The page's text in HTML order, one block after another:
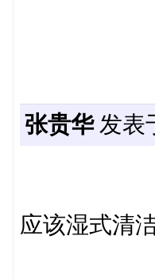
张贵华发表
应该湿式清